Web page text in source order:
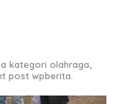
kategori olahraga,
post wpberita.